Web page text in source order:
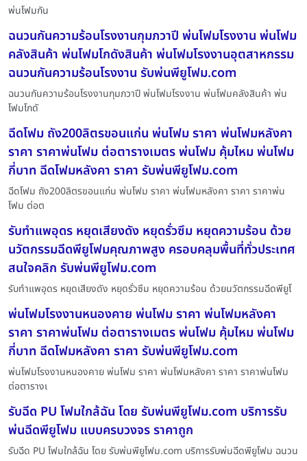
พ่นโฟมกัน
ฉนวนกันความร้อนโรงงานกุมภวาปี พ่นโฟมโรงงาน พ่นโฟม
คลังสินค้า พ่นโฟมโกดังสินค้า พ่นโฟมโรงงานอุตสาหกรรม
ฉนวนกันความร้อนโรงงาน รับพ่นพียูโฟม.com
ฉนวนกันความร้อนโรงงานกุมภวาปี พ่นโฟมโรงงาน พ่นโฟมคลังสินค้า พ่น
โฟมโกดั
ฉีดโฟม ถัง200ลิตรขอนแก่น พ่นโฟม ราคา พ่นโฟมหลังคา
ราคา ราคาพ่นโฟม ต่อตารางเมตร พ่นโฟม คุ้มไหม พ่นโฟม
กี่บาท ฉีดโฟมหลังคา ราคา รับพ่นพียูโฟม.com
ฉีดโฟม ถัง200ลิตรขอนแก่น พ่นโฟม ราคา พ่นโฟมหลังคา ราคา ราคาพ่น
โฟม ต่อต
รับทำแพอุดร หยุดเสียงดัง หยุดรั่วซึม หยุดความร้อน ด้วย
นวัตกรรมฉีดพียูโฟมคุณภาพสูง ครอบคลุมพื้นที่ทั่วประเทศ
สนใจคลิก รับพ่นพียูโฟม.com
รับทำแพอุดร หยุดเสียงดัง หยุดรั่วซึม หยุดความร้อน ด้วยนวัตกรรมฉีดพียูโ
พ่นโฟมโรงงานหนองคาย พ่นโฟม ราคา พ่นโฟมหลังคา
ราคา ราคาพ่นโฟม ต่อตารางเมตร พ่นโฟม คุ้มไหม พ่นโฟม
กี่บาท ฉีดโฟมหลังคา ราคา รับพ่นพียูโฟม.com
พ่นโฟมโรงงานหนองคาย พ่นโฟม ราคา พ่นโฟมหลังคา ราคา ราคาพ่นโฟม
ต่อตารางเ
รับฉีด PU โฟมใกล้ฉัน โดย รับพ่นพียูโฟม.com บริการรับ
พ่นฉีดพียูโฟม แบบครบวงจร ราคาถูก
รับฉีด PU โฟมใกล้ฉัน โดย รับพ่นพียูโฟม.com บริการรับพ่นฉีดพียูโฟม ฉนวน